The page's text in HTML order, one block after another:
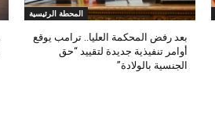
المحطة الرئيسية
بعد رفض المحكمة العليا.. ترامب يوقع
أوامر تنفيذية جديدة لتقييد “حق
الجنسية بالولادة”